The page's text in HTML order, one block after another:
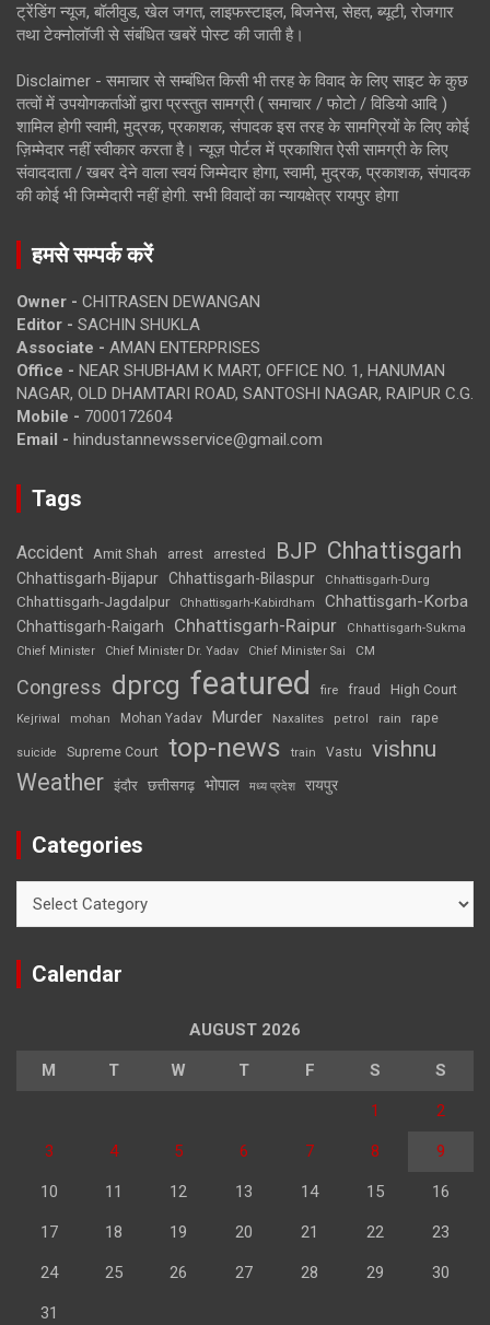
ट्रेंडिंग न्यूज, बॉलीवुड, खेल जगत, लाइफस्टाइल, बिजनेस, सेहत, ब्यूटी, रोजगार
तथा टेक्नोलॉजी से संबंधित खबरें पोस्ट की जाती है।
Disclaimer - समाचार से सम्बंधित किसी भी तरह के विवाद के लिए साइट के कुछ
तत्वों में उपयोगकर्ताओं द्वारा प्रस्तुत सामग्री ( समाचार / फोटो / विडियो आदि )
शामिल होगी स्वामी, मुद्रक, प्रकाशक, संपादक इस तरह के सामग्रियों के लिए कोई
ज़िम्मेदार नहीं स्वीकार करता है। न्यूज़ पोर्टल में प्रकाशित ऐसी सामग्री के लिए
संवाददाता / खबर देने वाला स्वयं जिम्मेदार होगा, स्वामी, मुद्रक, प्रकाशक, संपादक
की कोई भी जिम्मेदारी नहीं होगी. सभी विवादों का न्यायक्षेत्र रायपुर होगा
हमसे सम्पर्क करें
Owner - CHITRASEN DEWANGAN
Editor - SACHIN SHUKLA
Associate - AMAN ENTERPRISES
Office - NEAR SHUBHAM K MART, OFFICE NO. 1, HANUMAN
NAGAR, OLD DHAMTARI ROAD, SANTOSHI NAGAR, RAIPUR C.G.
Mobile - 7000172604
Email - hindustannewsservice@gmail.com
Tags
Accident Amit Shah arrest arrested BJP Chhattisgarh
Chhattisgarh-Bijapur Chhattisgarh-Bilaspur Chhattisgarh-Durg
Chhattisgarh-Jagdalpur Chhattisgarh-Kabirdham Chhattisgarh-Korba
Chhattisgarh-Raigarh Chhattisgarh-Raipur
Chhattisgarh-Sukma
Chief Minister
Chief Minister Dr. Yadav Chief Minister Sai CM
Congress dprcg featured fire fraud High Court
Kejriwal mohan Mohan Yadav Murder Naxalites petrol rain rape
suicide Supreme Court top-news train Vastu vishnu
Weather इंदौर छत्तीसगढ़ भोपाल मध्य प्रदेश रायपुर
Categories
Calendar
AUGUST 2026
M T W T F S S
1 2
3 4 5 6 7 8 9
10 11 12 13 14 15 16
17 18 19 20 21 22 23
24 25 26 27 28 29 30
31